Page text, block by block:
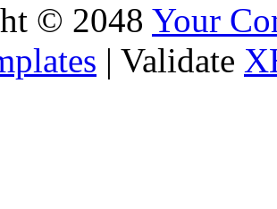
© 2048 Your
| Validate